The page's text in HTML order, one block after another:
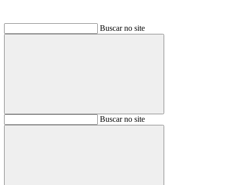
Buscar no site
BuscarBuscar no site